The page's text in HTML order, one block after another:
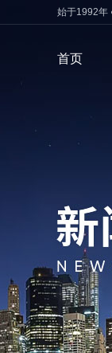
始于1992年
首页